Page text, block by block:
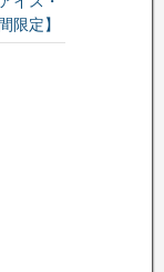
限定】